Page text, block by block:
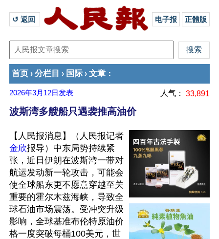
↺ 返回 电子报 正體版
首页 › 分栏目 › 国际 › 文章 ：
2026年3月12日 发表 人气： 33,891
波斯湾多艘船只遇袭推高油价
【人民报消息】（人民报记者
金欣报导）中东局势持续紧
张，近日伊朗在波斯湾一带对
航运发动新一轮攻击，可能会
使全球船东更不愿意穿越至关
重要的霍尔木兹海峡，导致全
球石油市场震荡。受冲突升级
影响，全球基准布伦特原油价
格一度突破每桶100美元，世